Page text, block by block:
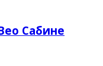
Сабине